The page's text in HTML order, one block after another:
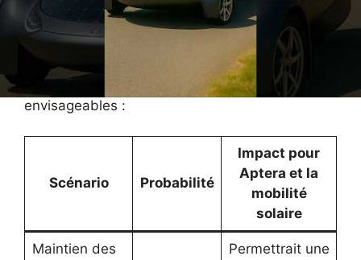
Si certaines start-ups comme Aptera tentent
encore de percer, leur situation financière et
commerciale soulignent un marché en recul. Le
tableau suivant résume les différents scénarios
envisageables :
Scénario Probabilité
Impact pour
Aptera et la
mobilité
solaire
Maintien des
Permettrait une